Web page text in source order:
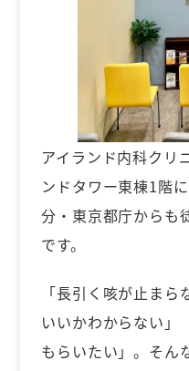
アイランド内科クリ
ンドタワー東棟1階
分・東京都庁からも
です。
「長引く咳が止ま
いいかわからない」
もらいたい」。そん